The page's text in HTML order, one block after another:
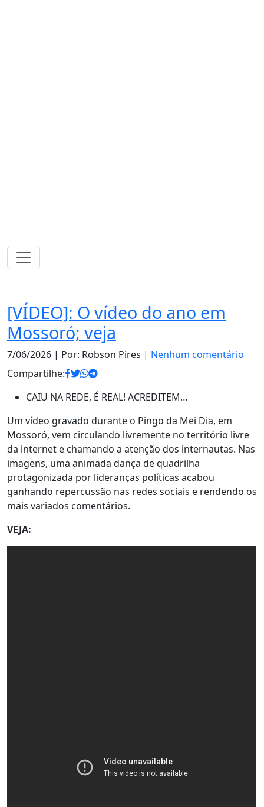
[VÍDEO]: O vídeo do ano em
Mossoró; veja
7/06/2026 | Por: Robson Pires | Nenhum comentário
Compartilhe:
CAIU NA REDE, É REAL! ACREDITEM…
Um vídeo gravado durante o Pingo da Mei Dia, em
Mossoró, vem circulando livremente no território livre
da internet e chamando a atenção dos internautas. Nas
imagens, uma animada dança de quadrilha
protagonizada por lideranças políticas acabou
ganhando repercussão nas redes sociais e rendendo os
mais variados comentários.
VEJA: